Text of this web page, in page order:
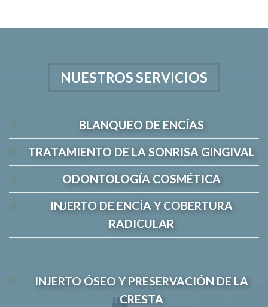
NUESTROS SERVICIOS
BLANQUEO DE ENCÍAS
TRATAMIENTO DE LA SONRISA GINGIVAL
ODONTOLOGÍA COSMÉTICA
INJERTO DE ENCÍA Y COBERTURA
RADICULAR
INJERTO ÓSEO Y PRESERVACIÓN DE LA
CRESTA